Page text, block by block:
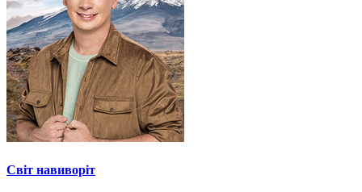
Світ навиворіт